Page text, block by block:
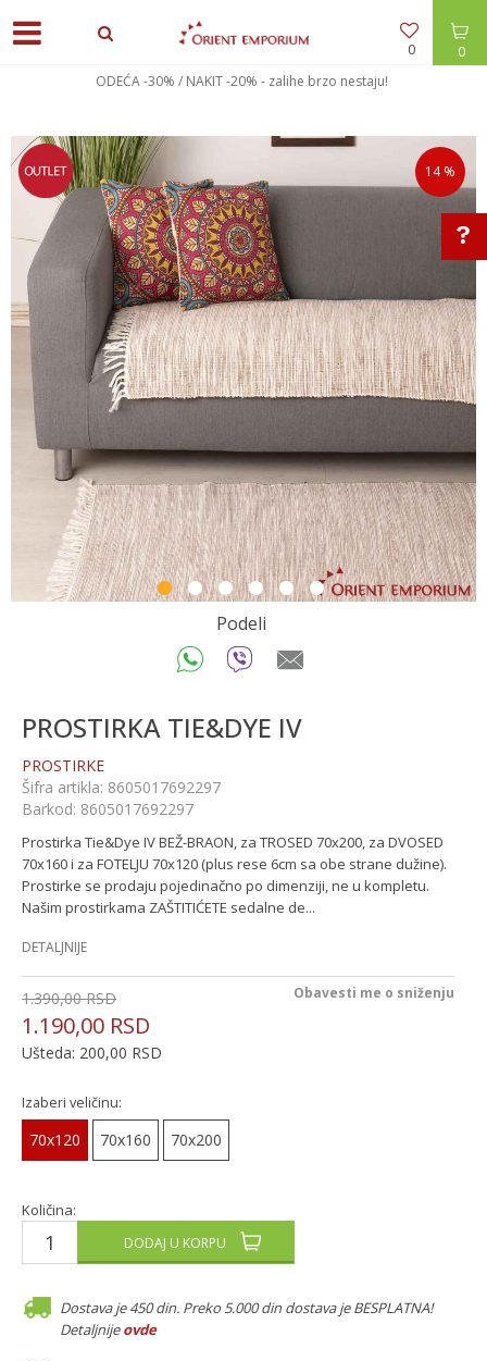
0
0
ODEĆA -30% / NAKIT -20% - zalihe brzo nestaju!
1 2 3 4 5 6
14 %
Podeli
PROSTIRKA TIE&DYE IV
PROSTIRKE
Šifra artikla: 8605017692297
Barkod: 8605017692297
Prostirka Tie&Dye IV BEŽ-BRAON, za TROSED 70x200, za DVOSED
70x160 i za FOTELJU 70x120 (plus rese 6cm sa obe strane dužine).
Prostirke se prodaju pojedinačno po dimenziji, ne u kompletu.
Našim prostirkama ZAŠTITIĆETE sedalne de...
DETALJNIJE
1.390,00 RSD
1.190,00 RSD
Ušteda: 200,00 RSD
Obavesti me o sniženju
Izaberi veličinu:
70x120 70x160 70x200
Količina:
DODAJ U KORPU
Dostava je 450 din. Preko 5.000 din dostava je BESPLATNA!
Detaljnijeovde